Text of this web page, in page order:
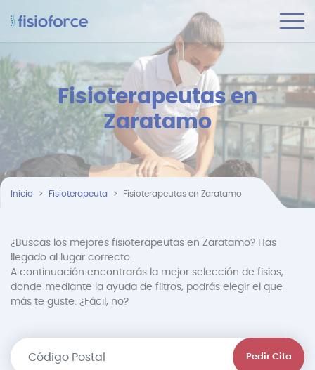
Fisioterapeutas en
Zaratamo
Inicio Fisioterapeuta Fisioterapeutas en Zaratamo
¿Buscas los mejores fisioterapeutas en Zaratamo? Has
llegado al lugar correcto.
A continuación encontrarás la mejor selección de fisios,
donde mediante la ayuda de filtros, podrás elegir el que
más te guste. ¿Fácil, no?
Pedir Cita